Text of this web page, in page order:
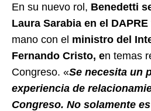
En su nuevo rol, Benedetti
Laura Sarabia en el DAPRE
mano con el ministro del
Fernando Cristo, en temas
Congreso. «Se necesita un
experiencia de
Congreso. No solamente